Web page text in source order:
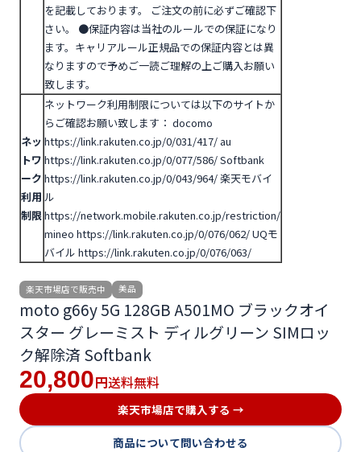
を記載しております。 ご注文の前に必ずご確認下
さい。
●保証内容は当社のルールでの保証になり
ます。キャリアルール正規品での保証内容とは異
なりますので予めご一読ご理解の上ご購入お願い
致します。
ネッ
トワ
ーク
利用
制限
ネットワーク利用制限については以下のサイトか
らご確認お願い致します： docomo
https://link.rakuten.co.jp/0/031/417/ au
https://link.rakuten.co.jp/0/077/586/Softbank
https://link.rakuten.co.jp/0/043/964/楽天モバイ
ル
https://network.mobile.rakuten.co.jp/restriction/
mineo https://link.rakuten.co.jp/0/076/062/UQモ
バイル https://link.rakuten.co.jp/0/076/063/
楽天市場店で販売中 美品
moto g66y 5G 128GB A501MO ブラックオイ
スター グレーミスト ディルグリーン SIMロッ
ク解除済 Softbank
20,800 円送料無料
楽天市場店で購入する →
商品について問い合わせる